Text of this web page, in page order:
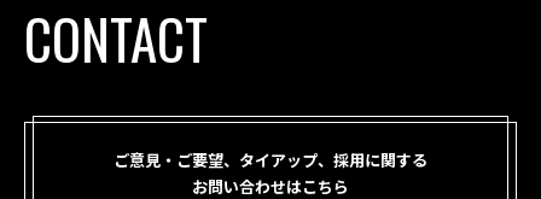
CONTACT
ご意見・ご要望、タイアップ、採用に関する
お問い合わせはこちら